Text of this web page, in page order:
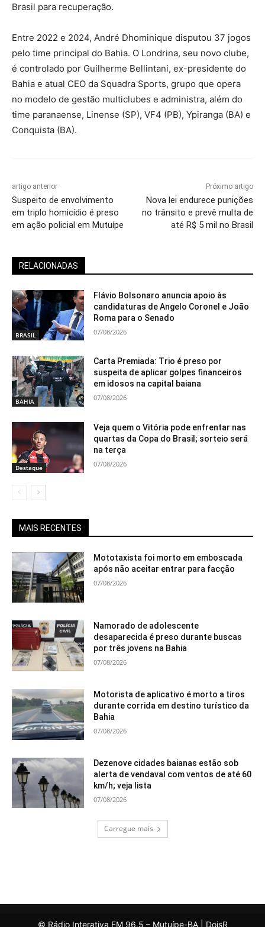
Brasil para recuperação.
Entre 2022 e 2024, André Dhominique disputou 37 jogos
pelo time principal do Bahia. O Londrina, seu novo clube,
é controlado por Guilherme Bellintani, ex-presidente do
Bahia e atual CEO da Squadra Sports, grupo que opera
no modelo de gestão multiclubes e administra, além do
time paranaense, Linense (SP), VF4 (PB), Ypiranga (BA) e
Conquista (BA).
artigo anterior
Suspeito de envolvimento
em triplo homicídio é preso
em ação policial em Mutuípe
Próximo artigo
Nova lei endurece punições
no trânsito e prevê multa de
até R$ 5 mil no Brasil
RELACIONADAS
BRASIL
Flávio Bolsonaro anuncia apoio às
candidaturas de Angelo Coronel e João
Roma para o Senado
07/08/2026
BAHIA
Carta Premiada: Trio é preso por
suspeita de aplicar golpes financeiros
em idosos na capital baiana
07/08/2026
Destaque
Veja quem o Vitória pode enfrentar nas
quartas da Copa do Brasil; sorteio será
na terça
07/08/2026
MAIS RECENTES
Mototaxista foi morto em emboscada
após não aceitar entrar para facção
07/08/2026
Namorado de adolescente
desaparecida é preso durante buscas
por três jovens na Bahia
07/08/2026
Motorista de aplicativo é morto a tiros
durante corrida em destino turístico da
Bahia
07/08/2026
Dezenove cidades baianas estão sob
alerta de vendaval com ventos de até 60
km/h; veja lista
07/08/2026
Carregue mais
© Rádio Interativa FM 96,5 – Mutuípe-BA | DoisR